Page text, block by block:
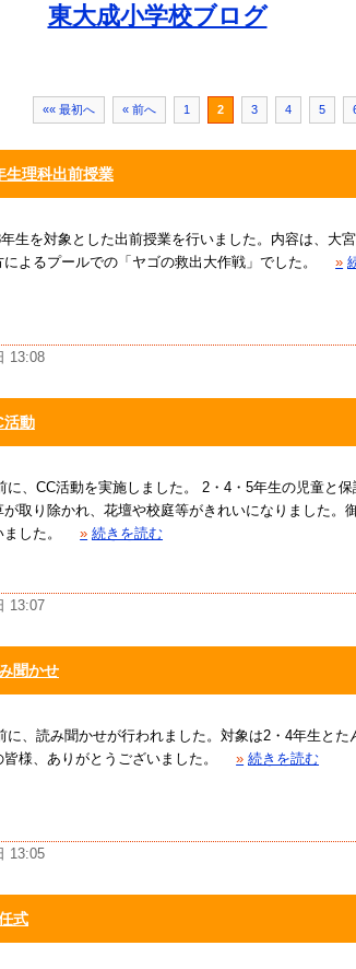
東大成小学校ブログ
«« 最初へ « 前へ 1 2 3 4 5
生理科出前授業
生を対象とした出前授業を行いました。内容は、大
よるプールでの「ヤゴの救出大作戦」でした。
»
13:08
活動
に、CC活動を実施しました。 2・4・5年生の児童と
取り除かれ、花壇や校庭等がきれいになりました。
した。
» 続きを読む
13:07
聞かせ
に、読み聞かせが行われました。対象は2・4年生とた
様、ありがとうございました。
» 続きを読む
13:05
式